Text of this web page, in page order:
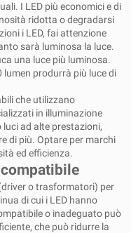
I LED più economici e di
ridotta o degradarsi
i LED, fai attenzione
sarà luminosa la luce.
una luce più luminosa.
lumen produrrà più luce di
che utilizzano
in illuminazione
ad alte prestazioni,
di più. Optare per marchi
ed efficienza.
o trasformatori) per
di cui i LED hanno
o inadeguato può
che può ridurre la